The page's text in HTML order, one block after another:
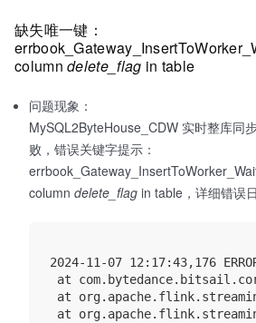
缺失唯一键：
columndelete_flag in table
问题现象：
MySQL2ByteHouse_CDW 实时整库同
败，错误关键字提示：
column delete_flag in table，详细错误
2024-11-07 12:17:43,176
at
at
at